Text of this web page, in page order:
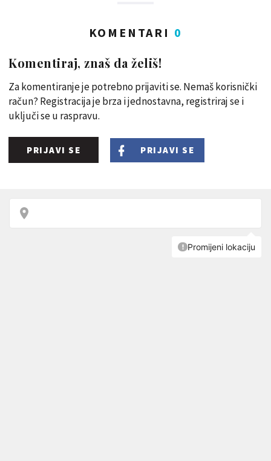
KOMENTARI 0
Komentiraj, znaš da želiš!
Za komentiranje je potrebno prijaviti se. Nemaš korisnički
račun? Registracija je brza i jednostavna, registriraj se i
uključi se u raspravu.
PRIJAVI SE PRIJAVI SE